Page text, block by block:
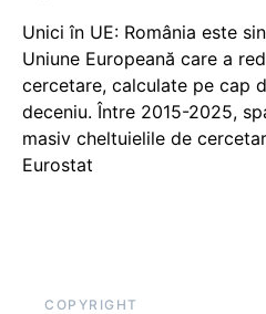
Unici în UE: România este
Uniune Europeană care a
cercetare, calculate pe cap
deceniu. Între 2015-2025,
masiv cheltuielile de
Eurostat
COPYRIGHT